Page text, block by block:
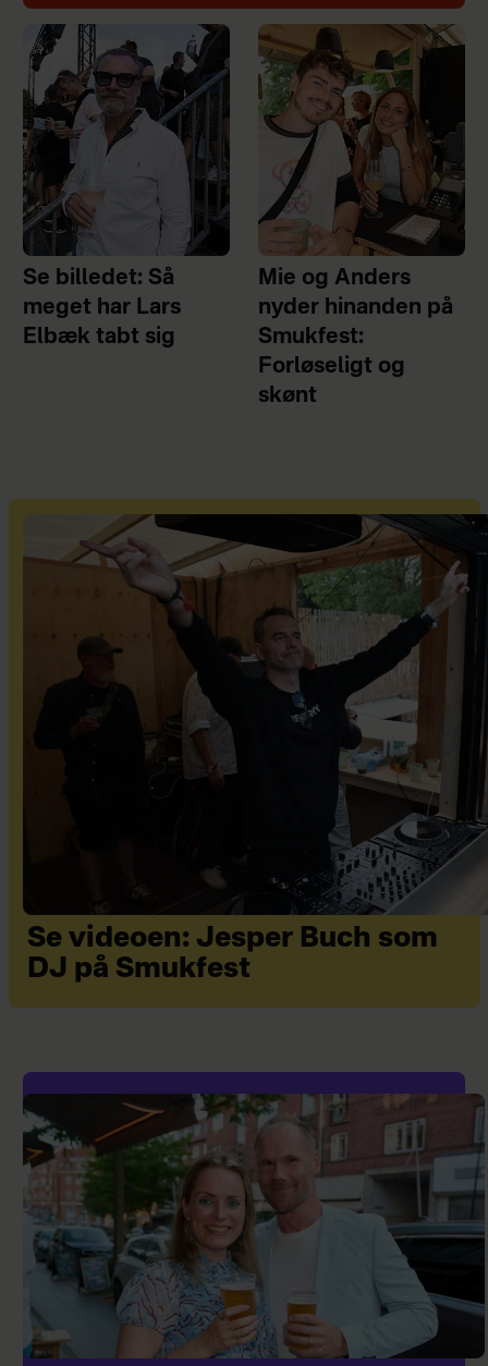
Se billedet: Så
meget har Lars
Elbæk tabt sig
Mie og Anders
nyder hinanden på
Smukfest:
Forløseligt og
skønt
Se videoen: Jesper Buch som
DJ på Smukfest